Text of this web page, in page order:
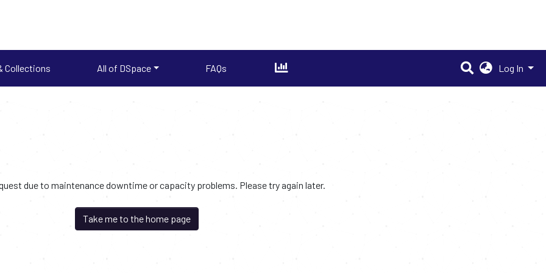
Collections All of DSpace FAQs Log In
due to maintenance downtime or capacity problems. Please try again later.
Take me to the home page